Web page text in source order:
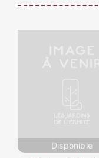
Disponible